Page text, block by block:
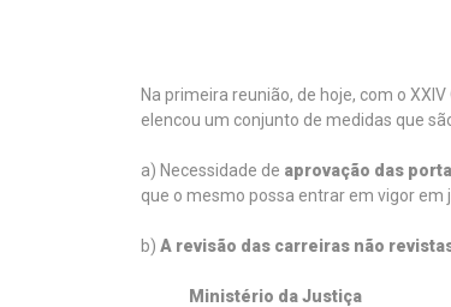
Na primeira reunião, de hoje, com o
elencou um conjunto de medidas que
a) Necessidade de aprovação das
que o mesmo possa entrar em vigor em
b) A revisão das carreiras não
Ministério da Justiça